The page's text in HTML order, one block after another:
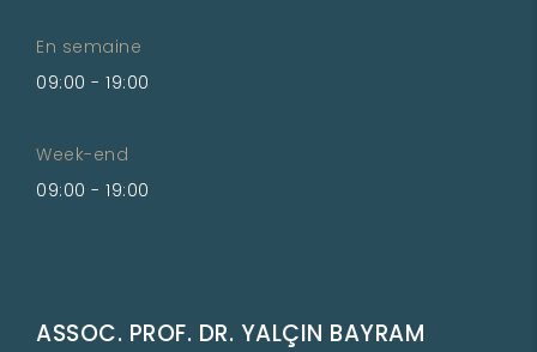
En semaine
09:00 - 19:00
Week-end
09:00 - 19:00
ASSOC. PROF. DR. YALÇIN BAYRAM